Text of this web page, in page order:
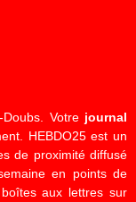
Votre journal
HEBDO25 est un
de proximité diffusé
en points de
aux lettres sur